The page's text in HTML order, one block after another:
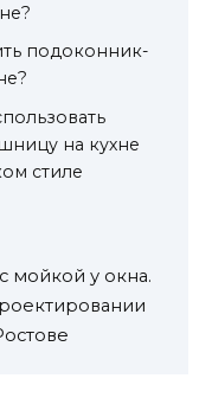
подоконник-
на кухне
стиле
мойкой у окна.